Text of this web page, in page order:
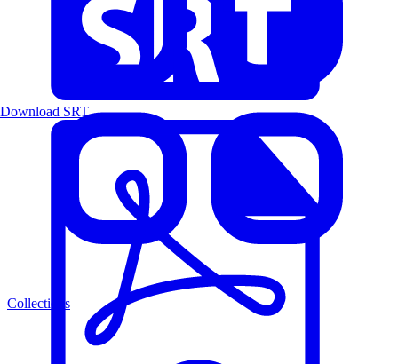
Collections
Download SRT